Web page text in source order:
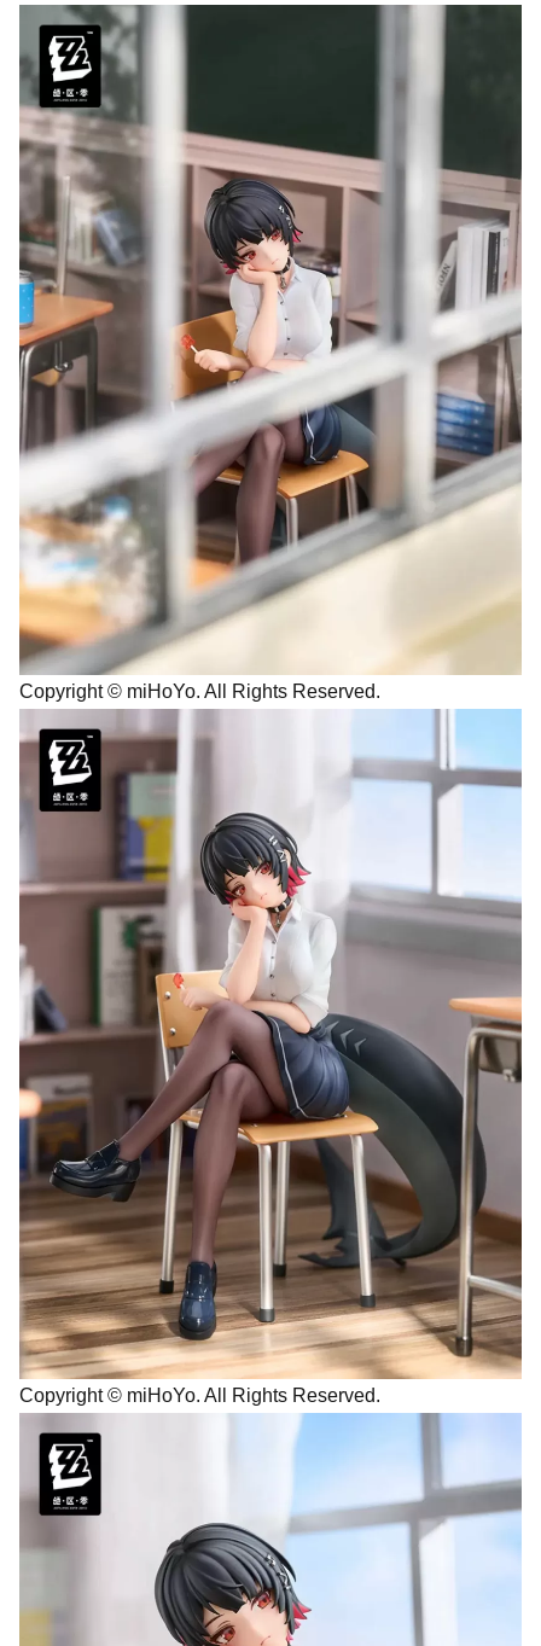
Copyright © miHoYo. All Rights Reserved.
Copyright © miHoYo. All Rights Reserved.